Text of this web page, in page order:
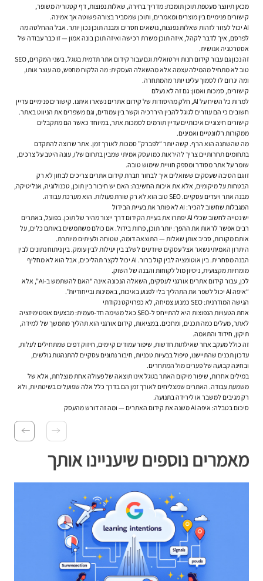
מכאן תיווצר מעטפת תוכן תומכת: מדריך בחירה, שאלות נפוצות, דף קטגוריה משופר,
קישורים פנימיים בין מוצרים ומאמרים, ותוכן שמסביר בצורה פשוטה אך אמינה.
AI יכול לעזור לזהות שאלות נפוצות, נושאים חסרים ומבנה תוכן נכון יותר. אבל ההחלטה מה
לפרסם, איך לדבר לקהל, איזה תוכן משרת רכישה ואיזה תוכן בונה אמון — זו כבר עבודה של
אסטרטגיה אנושית.
זה נכון גם עבור קידום חנות וירטואלית וגם עבור קידום אתר תדמית בגוגל. בשני המקרים, SEO
טוב לא מתחיל מהמילה עצמה אלא מהשאלה העסקית: מה הלקוח מחפש, מה עוצר אותו,
ומה יגרום לו לסמוך עלינו יותר מהמתחרה.
קישורים, סמכות ואמון: גם זה לא נעלם
למרות כל השיח על AI, חלק מהיסודות של קידום אתרים נשארו איתנו. קישורים פנימיים עדיין
חשובים כי הם עוזרים לגוגל להבין היררכיה וקשר בין עמודים, וגם משפרים את הניווט באתר.
קישורים חיצוניים איכותיים עדיין תורמים לסמכות אתר, במיוחד כאשר הם מתקבלים
ממקורות רלוונטיים ואמינים.
מה שהשתנה הוא הרף. קשה יותר “לפברק” סמכות לאורך זמן. אתר שרוצה להתקדם
בתחומים תחרותיים צריך להיראות כמו עסק אמיתי שמבין בתחום שלו, עונה היטב על צרכים,
שומר על אתר מסודר ומספק חוויית שימוש טובה.
זו גם הסיבה שעסקים ששואלים איך לבחור חברת קידום אתרים צריכים לבחון לא רק
הבטחות על מיקומים, אלא את איכות החשיבה: האם יש חיבור בין תוכן, טכנולוגיה, אנליטיקה,
מבנה אתר ויעדים עסקיים. SEO טוב הוא לא רק שורת פעולות. הוא מערכת עבודה.
המגבלות שחשוב להכיר: AI לא פותר את בעיית הבידול
יש נטייה לחשוב שכלי AI יפתרו את בעיית הקידום דרך ייצור מהיר של תוכן. בפועל, באתרים
רבים אפשר לראות את ההפך: יותר תוכן, פחות בידול. אם כולם משתמשים באותם כלים, על
אותם מקורות, סביב אותן שאלות — התוצאה דומה, שטוחה ולעיתים מיותרת.
היתרון האמיתי נשאר אצל עסקים שיודעים לשלב בין יעילות לבין עומק. בין ניתוח נתונים לבין
הבנה מסחרית. בין אוטומציה לבין קול ברור. AI יכול לקצר תהליכים, אבל הוא לא מחליף
מומחיות מקצועית, ניסיון מול לקוחות והבנה של השוק.
לכן, עבור קידום אתרים אורגני לעסקים, השאלה הנכונה אינה “האם להשתמש ב-AI”, אלא
“איפה AI יכול לשפר את התהליך בלי לפגוע באיכות, באמינות ובייחודיות”.
הגישה המודרנית: SEO כמנוע צמיחה, לא כפרויקט נקודתי
אחת הטעויות הנפוצות היא להתייחס ל-SEO כאל משימה חד-פעמית: מבצעים אופטימיזציה
לאתר, מעלים כמה תכנים, ומחכים. במציאות, קידום אורגני הוא תהליך מתמשך של למידה,
תיקון, חידוד והתאמה.
זה כולל מעקב אחר שאילתות חדשות, שיפור עמודים קיימים, חיזוק דפים שמתחילים לעלות,
עדכון תכנים שהתיישנו, טיפול בבעיות טכניות, חיבור נתונים עסקיים להתנהגות גולשים,
ובחינה קבועה של פערים מול המתחרים.
במילים אחרות, שיפור מיקום האתר בגוגל אינו תוצאה של פעולה אחת מוצלחת, אלא של
משמעת עבודה. האתרים שמצליחים לאורך זמן הם בדרך כלל אלה שפועלים בשיטתיות, ולא
רק מגיבים למשבר או לירידה בתנועה.
סיכום בטבלה: איפה AI משנה את קידום האתרים — ומה זה דורש מהעסק
מאמרים נוספים שיעניינו אותך